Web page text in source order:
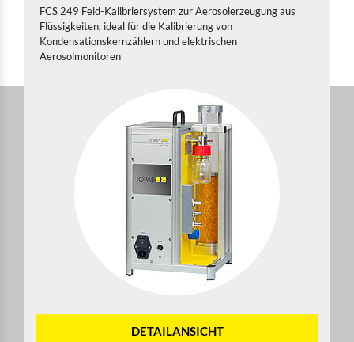
FCS 249 Feld-Kalibriersystem zur Aerosolerzeugung aus
Flüssigkeiten, ideal für die Kalibrierung von
Kondensationskernzählern und elektrischen
Aerosolmonitoren
DETAILANSICHT